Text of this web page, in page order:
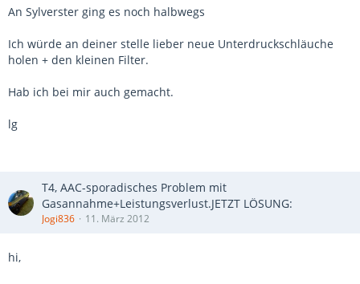
An Sylverster ging es noch halbwegs
Ich würde an deiner stelle lieber neue Unterdruckschläuche
holen + den kleinen Filter.
Hab ich bei mir auch gemacht.
lg
T4, AAC-sporadisches Problem mit
Gasannahme+Leistungsverlust.JETZT LÖSUNG:
Jogi836 11. März 2012
hi,